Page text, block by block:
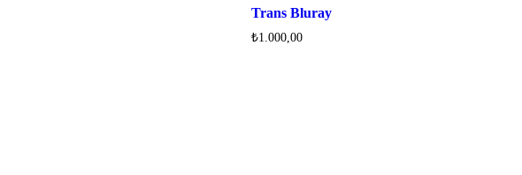
Trans Bluray
₺1.000,00